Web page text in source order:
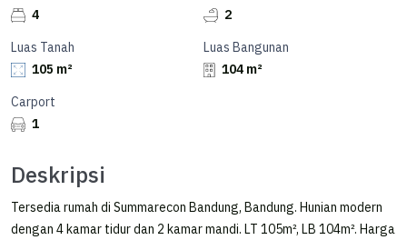
4
2
Luas Tanah
105 m²
Luas Bangunan
104 m²
Carport
1
Deskripsi
Tersedia rumah di Summarecon Bandung, Bandung. Hunian modern
dengan 4 kamar tidur dan 2 kamar mandi. LT 105m², LB 104m². Harga